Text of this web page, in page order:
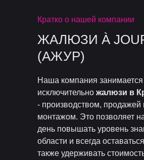
ЖАЛЮЗИ À
(АЖУР)
Наша компания занимается
исключительно жалюзи в
- производством, продажей
монтажом. Это позволяет
день повышать уровень
области и всегда
также удерживать
Кратко о нашей компании